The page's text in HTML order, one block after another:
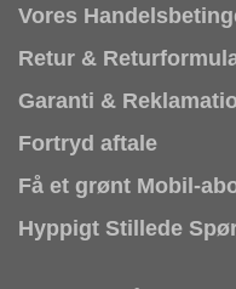
Vores
Retur &
Garanti &
Fortryd aftale
Få et grønt Mobil-
Hyppigt Stillede